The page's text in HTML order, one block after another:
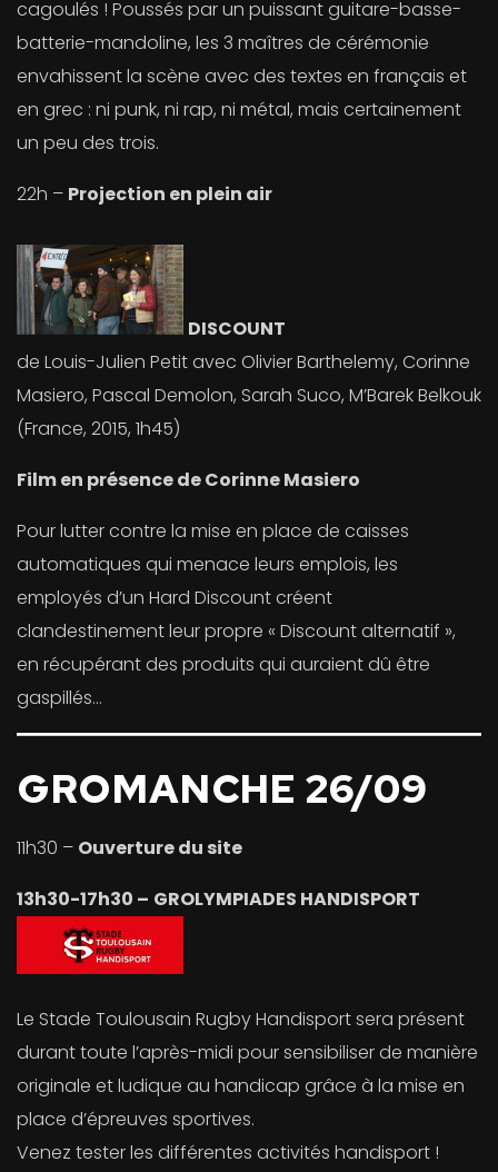
cagoulés ! Poussés par un puissant guitare-basse-
batterie-mandoline, les 3 maîtres de cérémonie
envahissent la scène avec des textes en français et
en grec : ni punk, ni rap, ni métal, mais certainement
un peu des trois.
22h – Projection en plein air
DISCOUNT
de Louis-Julien Petit avec Olivier Barthelemy, Corinne
Masiero, Pascal Demolon, Sarah Suco, M’Barek Belkouk
(France, 2015, 1h45)
Film en présence de Corinne Masiero
Pour lutter contre la mise en place de caisses
automatiques qui menace leurs emplois, les
employés d’un Hard Discount créent
clandestinement leur propre « Discount alternatif »,
en récupérant des produits qui auraient dû être
gaspillés…
GROMANCHE 26/09
11h30 – Ouverture du site
13h30-17h30 – GROLYMPIADES HANDISPORT
Le Stade Toulousain Rugby Handisport sera présent
durant toute l’après-midi pour sensibiliser de manière
originale et ludique au handicap grâce à la mise en
place d’épreuves sportives.
Venez tester les différentes activités handisport !